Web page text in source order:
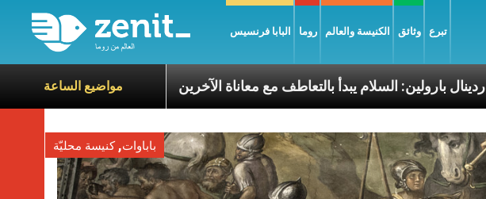
البابا فرنسيس روما الكنيسة والعالم وثائق تبرع
مواضيع الساعةعناوين نشرة يوم الكاردينال بارولين: السلام يبدأ بالتعاطف مع معاناة الآخرين
باباوات,كنيسة محليّة